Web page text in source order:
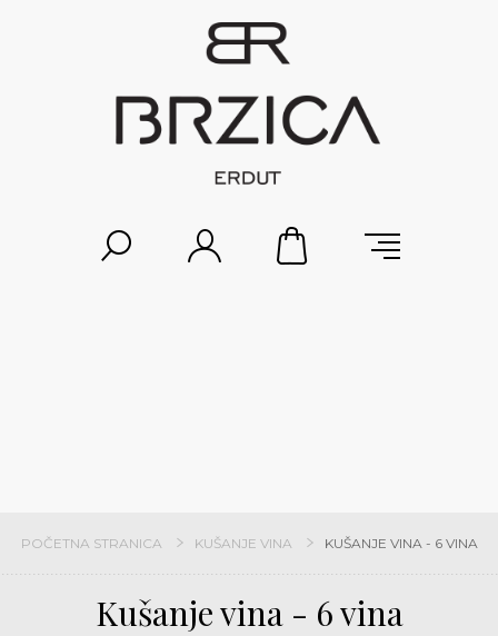
POČETNA STRANICA KUŠANJE VINA KUŠANJE VINA - 6 VINA
Kušanje vina - 6 vina